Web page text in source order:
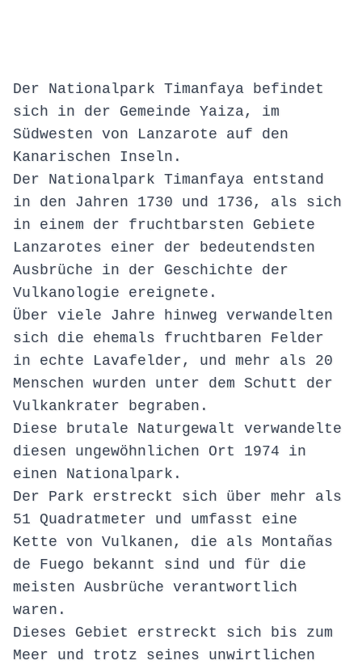
Der Nationalpark Timanfaya befindet
sich in der Gemeinde Yaiza, im
Südwesten von Lanzarote auf den
Kanarischen Inseln.
Der Nationalpark Timanfaya entstand
in den Jahren 1730 und 1736, als sich
in einem der fruchtbarsten Gebiete
Lanzarotes einer der bedeutendsten
Ausbrüche in der Geschichte der
Vulkanologie ereignete.
Über viele Jahre hinweg verwandelten
sich die ehemals fruchtbaren Felder
in echte Lavafelder, und mehr als 20
Menschen wurden unter dem Schutt der
Vulkankrater begraben.
Diese brutale Naturgewalt verwandelte
diesen ungewöhnlichen Ort 1974 in
einen Nationalpark.
Der Park erstreckt sich über mehr als
51 Quadratmeter und umfasst eine
Kette von Vulkanen, die als Montañas
de Fuego bekannt sind und für die
meisten Ausbrüche verantwortlich
waren.
Dieses Gebiet erstreckt sich bis zum
Meer und trotz seines unwirtlichen